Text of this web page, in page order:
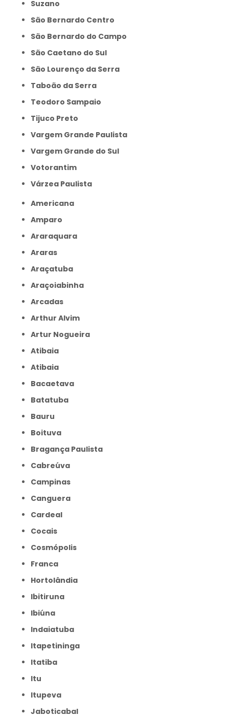
Suzano
São Bernardo Centro
São Bernardo do Campo
São Caetano do Sul
São Lourenço da Serra
Taboão da Serra
Teodoro Sampaio
Tijuco Preto
Vargem Grande Paulista
Vargem Grande do Sul
Votorantim
Várzea Paulista
Americana
Amparo
Araraquara
Araras
Araçatuba
Araçoiabinha
Arcadas
Arthur Alvim
Artur Nogueira
Atibaia
Atibaia
Bacaetava
Batatuba
Bauru
Boituva
Bragança Paulista
Cabreúva
Campinas
Canguera
Cardeal
Cocais
Cosmópolis
Franca
Hortolândia
Ibitiruna
Ibiúna
Indaiatuba
Itapetininga
Itatiba
Itu
Itupeva
Jaboticabal